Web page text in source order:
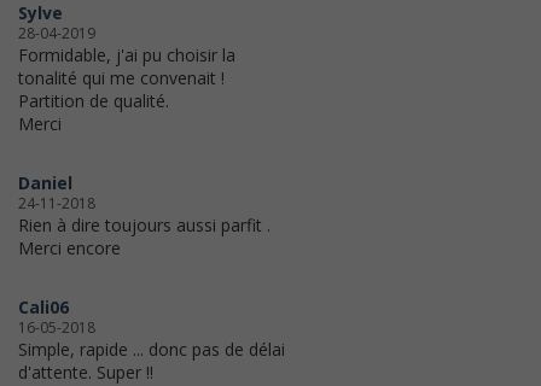
Sylve
28-04-2019
Formidable, j'ai pu choisir la
tonalité qui me convenait !
Partition de qualité.
Merci
Daniel
24-11-2018
Rien à dire toujours aussi parfit .
Merci encore
Cali06
16-05-2018
Simple, rapide ... donc pas de délai
d'attente. Super !!